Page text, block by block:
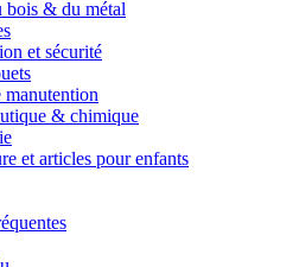
bois & du métal
et sécurité
manutention
& chimique
et articles pour enfants